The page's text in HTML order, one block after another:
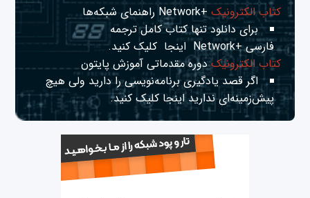
کتاب الکترونیک+Network راهنمای شبکه‌ها
برای دانلود تنها کتاب کامل ترجمه
فارسی +Network
اینجا کلیک کنید.
کتاب الکترونیکدوره مقدماتی آموزش پایتون
اگر قصد یادگیری برنامه‌نویسی را دارید ولی هیچ
پیش‌زمینه‌ای نداریداینجا کلیک کنید.